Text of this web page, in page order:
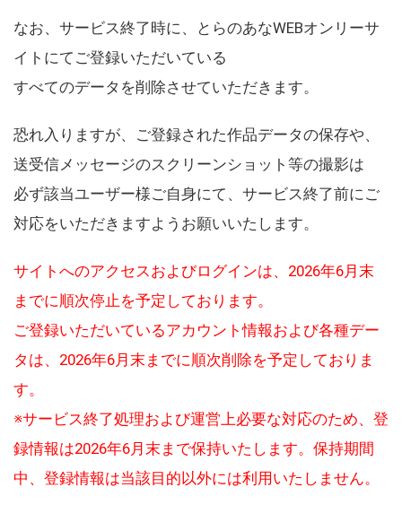
なお、サービス終了時に、とらのあなWEBオンリーサ
イトにてご登録いただいている
すべてのデータを削除させていただきます。
恐れ入りますが、ご登録された作品データの保存や、
送受信メッセージのスクリーンショット等の撮影は
必ず該当ユーザー様ご自身にて、サービス終了前にご
対応をいただきますようお願いいたします。
サイトへのアクセスおよびログインは、2026年6月末
までに順次停止を予定しております。
ご登録いただいているアカウント情報および各種デー
タは、2026年6月末までに順次削除を予定しておりま
す。
※サービス終了処理および運営上必要な対応のため、登
録情報は2026年6月末まで保持いたします。保持期間
中、登録情報は当該目的以外には利用いたしません。